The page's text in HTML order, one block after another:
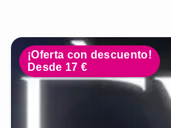
¡Oferta con descuento!
Desde 17 €